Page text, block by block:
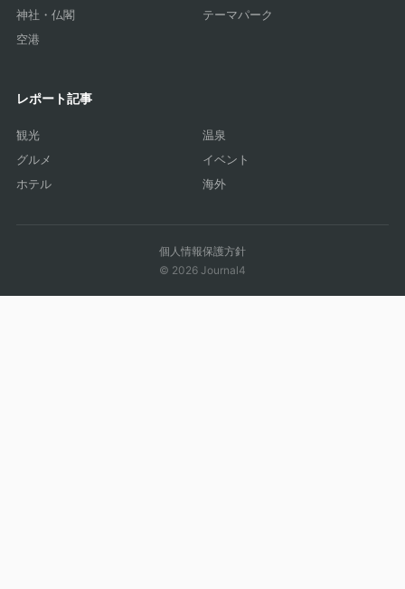
神社・仏閣
テーマパーク
空港
レポート記事
観光
温泉
グルメ
イベント
ホテル
海外
個人情報保護方針
© 2026 Journal4